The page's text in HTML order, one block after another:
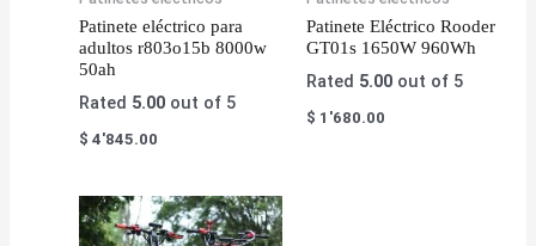
Patinete eléctrico para
adultos r803o15b 8000w
50ah
Rated 5.00 out of 5
$ 4'845.00
Patinete Eléctrico Rooder
GT01s 1650W 960Wh
Rated 5.00out of 5
$ 1'680.00